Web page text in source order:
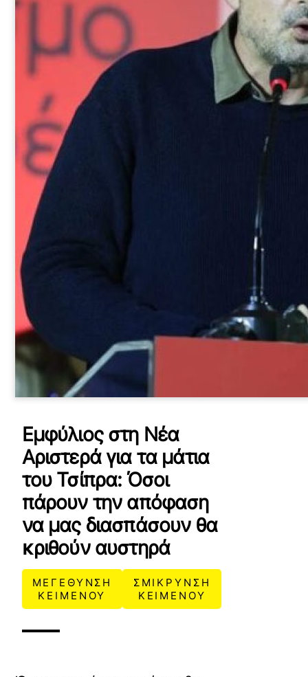
Εμφύλιος στη Νέα
Αριστερά για τα μάτια
του Τσίπρα: Όσοι
πάρουν την απόφαση
να μας διασπάσουν θα
κριθούν αυστηρά
ΜΕΓΕΘΥΝΣΗ
ΚΕΙΜΕΝΟΥ
ΣΜΙΚΡΥΝΣΗ
ΚΕΙΜΕΝΟΥ